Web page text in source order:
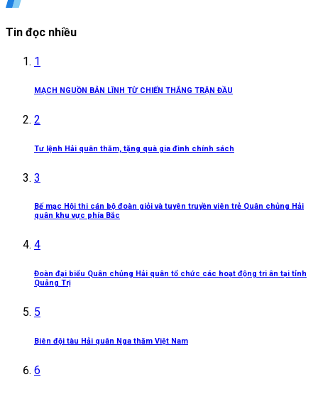
Tin đọc nhiều
1
MẠCH NGUỒN BẢN LĨNH TỪ CHIẾN THẮNG TRẬN ĐẦU
2
Tư lệnh Hải quân thăm, tặng quà gia đình chính sách
3
Bế mạc Hội thi cán bộ đoàn giỏi và tuyên truyền viên trẻ Quân chủng Hải
quân khu vực phía Bắc
4
Đoàn đại biểu Quân chủng Hải quân tổ chức các hoạt động tri ân tại tỉnh
Quảng Trị
5
Biên đội tàu Hải quân Nga thăm Việt Nam
6